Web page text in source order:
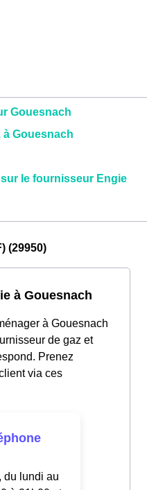
Gouesnach
Gouesnach
le fournisseur Engie
(29950)
à Gouesnach
à Gouesnach
de gaz et
Prenez
via ces
du lundi au